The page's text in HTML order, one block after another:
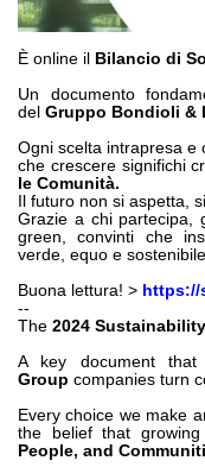
Bombas e motores
Motori elettrici
Motores de pistões
Motores Orbitais
Sistemas de
Controlo
Blocos Hidráulicos
Válvulas de
Válvulas de
Válvulas em linha
Servocomandos
Componentes
Permuta térmica
È online il Bilancio di
Un documento
del Gruppo Bondioli &
Ogni scelta intrapresa e
che crescere significhi
le Comunità.
Il futuro non si aspetta,
Grazie a chi partecipa,
green, convinti che
verde, equo e
Buona lettura! > https://
--
The 2024
A key document
Group companies turn
Every choice we make
the belief that
People, and